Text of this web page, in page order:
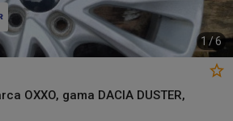
1 /6
OXXO, gama DACIA DUSTER,